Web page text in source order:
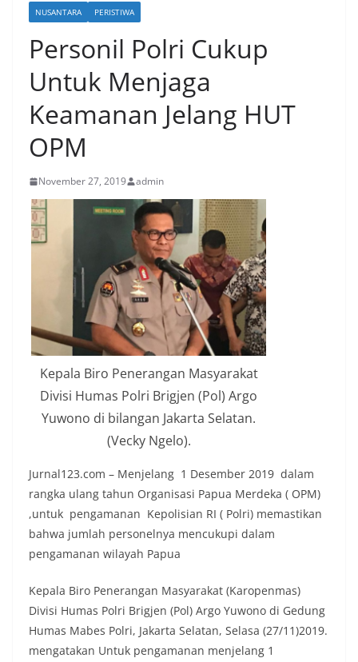
NUSANTARA PERISTIWA
Personil Polri Cukup
Untuk Menjaga
Keamanan Jelang HUT
OPM
November 27, 2019 admin
Kepala Biro Penerangan Masyarakat
Divisi Humas Polri Brigjen (Pol) Argo
Yuwono di bilangan Jakarta Selatan.
(Vecky Ngelo).
Jurnal123.com – Menjelang 1 Desember 2019 dalam
rangka ulang tahun Organisasi Papua Merdeka ( OPM)
,untuk pengamanan Kepolisian RI ( Polri) memastikan
bahwa jumlah personelnya mencukupi dalam
pengamanan wilayah Papua
Kepala Biro Penerangan Masyarakat (Karopenmas)
Divisi Humas Polri Brigjen (Pol) Argo Yuwono di Gedung
Humas Mabes Polri, Jakarta Selatan, Selasa (27/11)2019.
mengatakan Untuk pengamanan menjelang 1